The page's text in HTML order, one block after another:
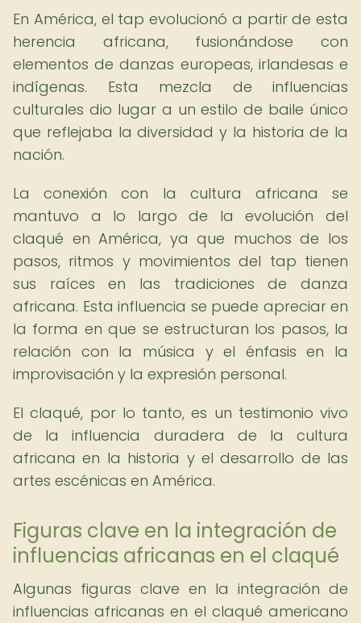
En América, el tap evolucionó a partir de esta
herencia africana, fusionándose con
elementos de danzas europeas, irlandesas e
indígenas. Esta mezcla de influencias
culturales dio lugar a un estilo de baile único
que reflejaba la diversidad y la historia de la
nación.
La conexión con la cultura africana se
mantuvo a lo largo de la evolución del
claqué en América, ya que muchos de los
pasos, ritmos y movimientos del tap tienen
sus raíces en las tradiciones de danza
africana. Esta influencia se puede apreciar en
la forma en que se estructuran los pasos, la
relación con la música y el énfasis en la
improvisación y la expresión personal.
El claqué, por lo tanto, es un testimonio vivo
de la influencia duradera de la cultura
africana en la historia y el desarrollo de las
artes escénicas en América.
Figuras clave en la integración de
influencias africanas en el claqué
Algunas figuras clave en la integración de
influencias africanas en el claqué americano